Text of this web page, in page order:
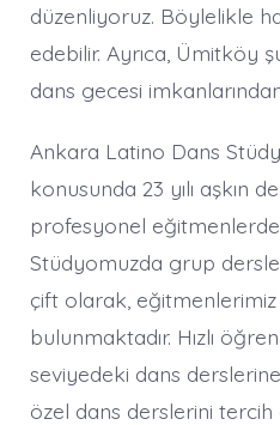
düzenliyoruz. Böylelikle
edebilir. Ayrıca, Ümitköy
dans gecesi
Ankara Latino Dans
konusunda 23 yılı aşkın
profesyonel
Stüdyomuzda grup
çift olarak, eğitmenlerimiz
bulunmaktadır. Hızlı
seviyedeki dans
özel dans derslerini